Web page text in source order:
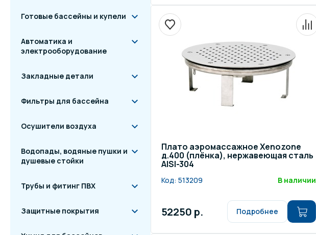
Готовые бассейны и купели
Автоматика и
электрооборудование
Закладные детали
Фильтры для бассейна
Осушители воздуха
Водопады, водяные пушки и
душевые стойки
Трубы и фитинг ПВХ
Защитные покрытия
Плато аэромассажное Xenozone
д.400 (плёнка), нержавеющая сталь
AISI-304
Код: 513209 В наличии
52250 р. Подробнее